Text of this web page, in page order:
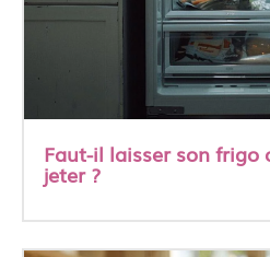
Faut-il laisser son frigo
jeter ?